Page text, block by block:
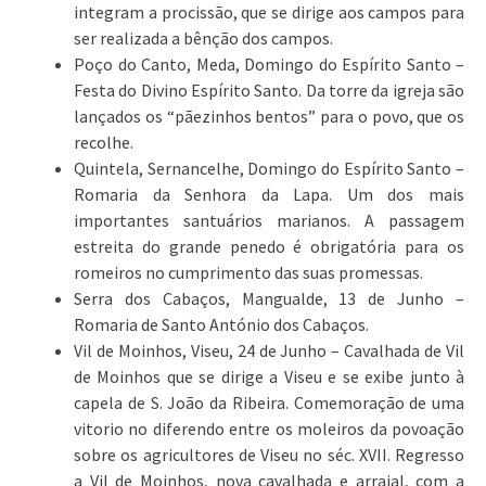
integram a procissão, que se dirige aos campos para
ser realizada a bênção dos campos.
Poço do Canto, Meda, Domingo do Espírito Santo –
Festa do Divino Espírito Santo. Da torre da igreja são
lançados os “pãezinhos bentos” para o povo, que os
recolhe.
Quintela, Sernancelhe, Domingo do Espírito Santo –
Romaria da Senhora da Lapa. Um dos mais
importantes santuários marianos. A passagem
estreita do grande penedo é obrigatória para os
romeiros no cumprimento das suas promessas.
Serra dos Cabaços, Mangualde, 13 de Junho –
Romaria de Santo António dos Cabaços.
Vil de Moinhos, Viseu, 24 de Junho – Cavalhada de Vil
de Moinhos que se dirige a Viseu e se exibe junto à
capela de S. João da Ribeira. Comemoração de uma
vitorio no diferendo entre os moleiros da povoação
sobre os agricultores de Viseu no séc. XVII. Regresso
a Vil de Moinhos, nova cavalhada e arraial, com a